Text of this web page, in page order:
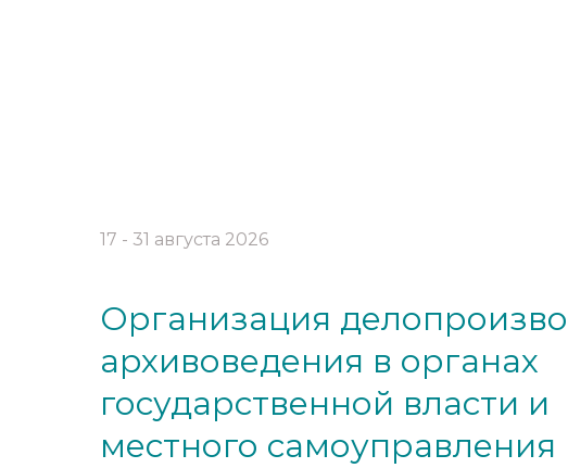
17 - 31 августа 2026
Организация
архивоведения в органах
государственной власти и
местного самоуправления